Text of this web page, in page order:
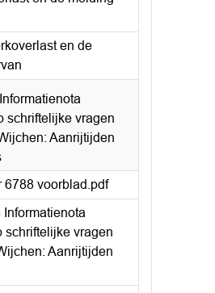
en de
schriftelijke vragen
Aanrijtijden
6788 voorblad.pdf
Informatienota
schriftelijke vragen
Aanrijtijden